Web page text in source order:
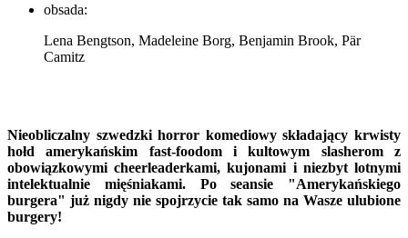
obsada:
Lena Bengtson, Madeleine Borg, Benjamin Brook, Pär
Camitz
Nieobliczalny szwedzki horror komediowy składający krwisty
hołd amerykańskim fast-foodom i kultowym slasherom z
obowiązkowymi cheerleaderkami, kujonami i niezbyt lotnymi
intelektualnie mięśniakami. Po seansie "Amerykańskiego
burgera" już nigdy nie spojrzycie tak samo na Wasze ulubione
burgery!